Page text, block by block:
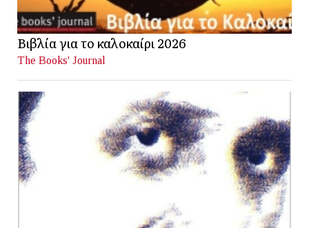
Βιβλία για το καλοκαίρι 2026
The Books' Journal